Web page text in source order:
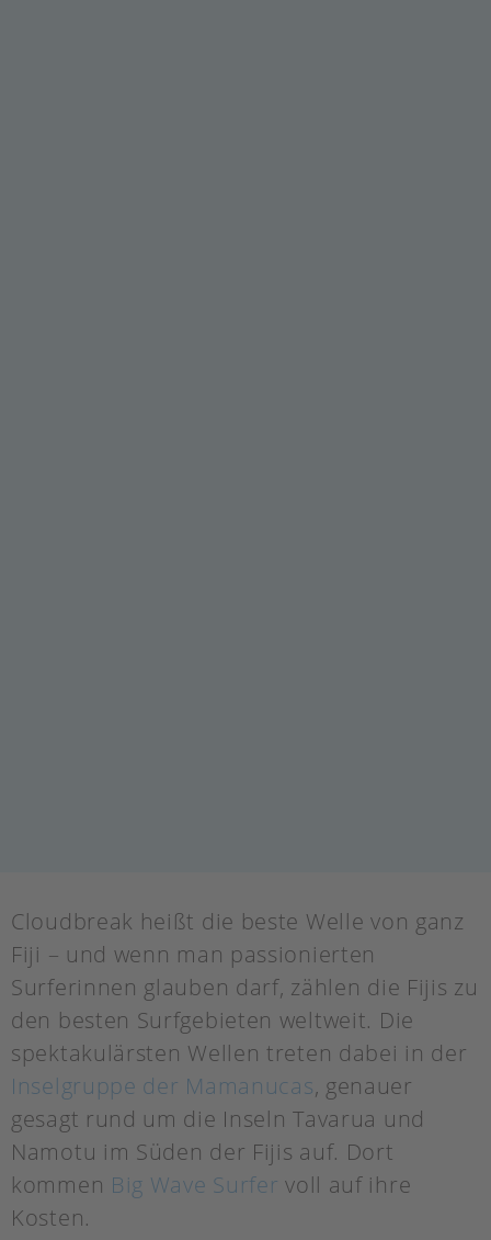
Cloudbreak heißt die beste Welle von ganz
Fiji – und wenn man passionierten
Surferinnen glauben darf, zählen die Fijis zu
den besten Surfgebieten weltweit. Die
spektakulärsten Wellen treten dabei in der
Inselgruppe der Mamanucas, genauer
gesagt rund um die Inseln Tavarua und
Namotu im Süden der Fijis auf. Dort
kommen Big Wave Surfer voll auf ihre
Kosten.